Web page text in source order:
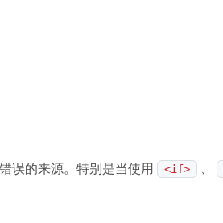
误的来源。特别是当使用 <if> 、